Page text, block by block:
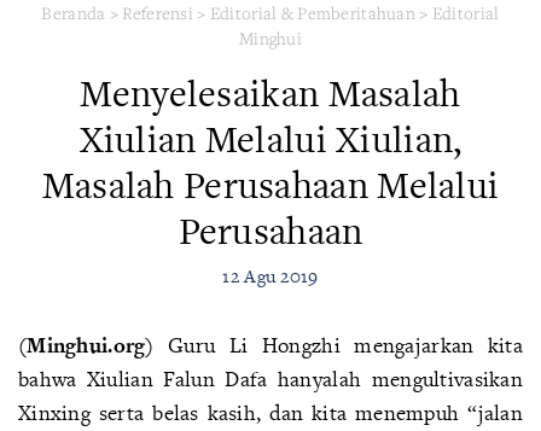
Beranda > Referensi > Editorial & Pemberitahuan > Editorial
Minghui
Menyelesaikan Masalah
Xiulian Melalui Xiulian,
Masalah Perusahaan Melalui
Perusahaan
12 Agu 2019
(Minghui.org) Guru Li Hongzhi mengajarkan kita
bahwa Xiulian Falun Dafa hanyalah mengultivasikan
Xinxing serta belas kasih, dan kita menempuh “jalan